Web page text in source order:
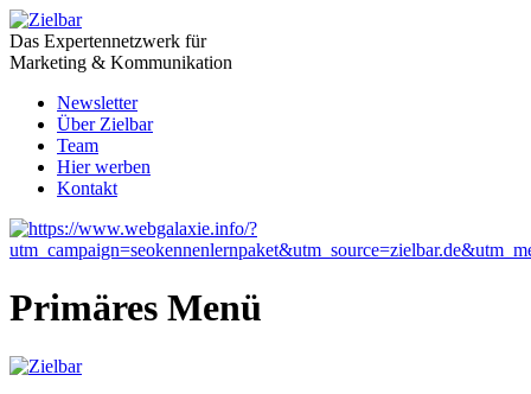
Das Expertennetzwerk für
Marketing & Kommunikation
Newsletter
Über Zielbar
Team
Hier werben
Kontakt
Primäres Menü